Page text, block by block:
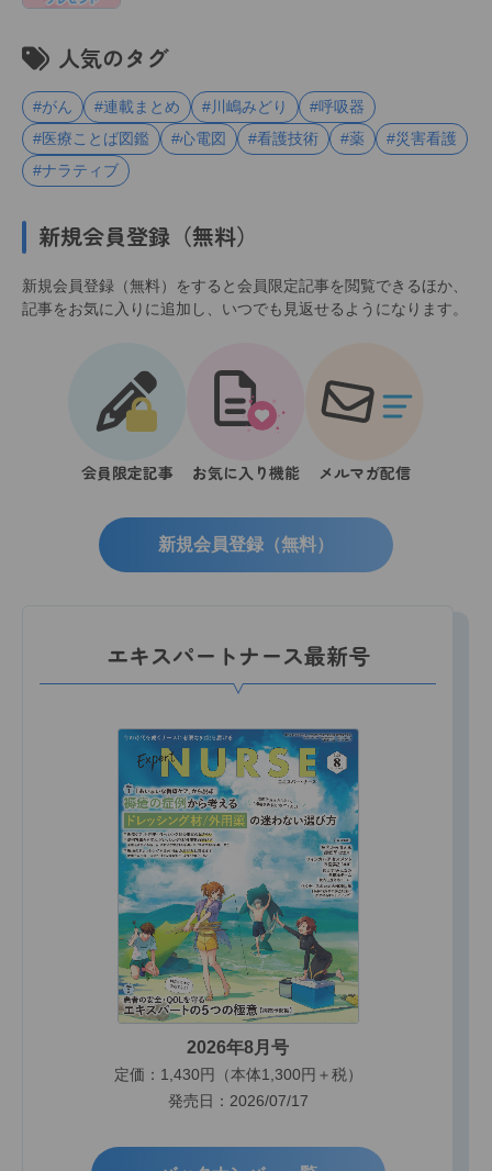
人気のタグ
#がん #連載まとめ #川嶋みどり
#呼吸器
#医療ことば図鑑
#心電図 #看護技術 #薬
#災害看護
#ナラティブ
新規会員登録（無料）
新規会員登録（無料）をすると会員限定記事を閲覧できるほか、
記事をお気に入りに追加し、いつでも見返せるようになります。
会員限定記事 お気に入り機能 メルマガ配信
新規会員登録（無料）
エキスパートナース最新号
2026年8月号
定価：1,430円（本体1,300円＋税）
発売日：2026/07/17